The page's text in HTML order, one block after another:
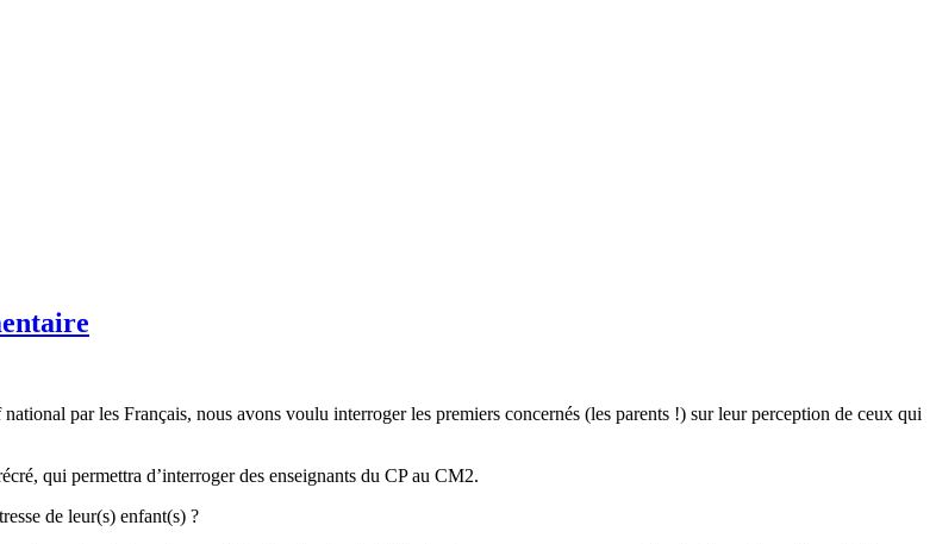
par les Français, nous avons voulu interroger les premiers concernés (les parents !) sur leur perception de ceux qui
qui permettra d’interroger des enseignants du CP au CM2.
de leur(s) enfant(s) ?